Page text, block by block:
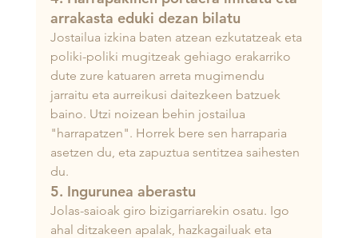
arrakasta eduki dezan bilatu
Jostailua izkina baten atzean ezkutatzeak eta
poliki-poliki mugitzeak gehiago erakarriko
dute zure katuaren arreta mugimendu
jarraitu eta aurreikusi daitezkeen batzuek
baino. Utzi noizean behin jostailua
"harrapatzen". Horrek bere sen harraparia
asetzen du, eta zapuztua sentitzea saihesten
du.
5. Ingurunea aberastu
Jolas-saioak giro bizigarriarekin osatu. Igo
ahal ditzakeen apalak, hazkagailuak eta